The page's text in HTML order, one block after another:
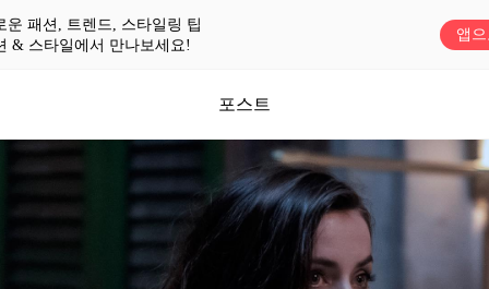
운 패션, 트렌드, 스타일링 팁
& 스타일에서 만나보세요!
앱
포스트